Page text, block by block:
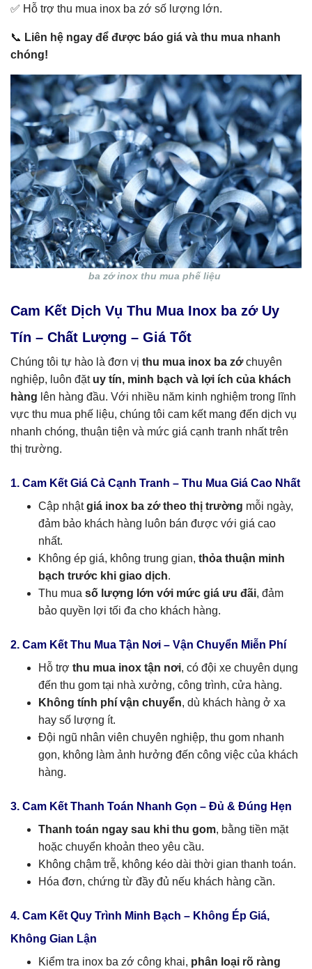
✅ Hỗ trợ thu mua inox ba zớ số lượng lớn.
📞 Liên hệ ngay để được báo giá và thu mua nhanh
chóng!
ba zớ inox thu mua phế liệu
Cam Kết Dịch Vụ Thu Mua Inox ba zớ Uy
Tín – Chất Lượng – Giá Tốt
Chúng tôi tự hào là đơn vị thu mua inox ba zớchuyên
nghiệp, luôn đặt uy tín, minh bạch và lợi ích của khách
hàng lên hàng đầu. Với nhiều năm kinh nghiệm trong lĩnh
vực thu mua phế liệu, chúng tôi cam kết mang đến dịch vụ
nhanh chóng, thuận tiện và mức giá cạnh tranh nhất trên
thị trường.
1. Cam Kết Giá Cả Cạnh Tranh – Thu Mua Giá Cao Nhất
Cập nhậtgiá inox ba zớ theo thị trường mỗi ngày,
đảm bảo khách hàng luôn bán được với giá cao
nhất.
Không ép giá, không trung gian, thỏa thuận minh
bạch trước khi giao dịch.
Thu mua số lượng lớn với mức giá ưu đãi, đảm
bảo quyền lợi tối đa cho khách hàng.
2. Cam Kết Thu Mua Tận Nơi – Vận Chuyển Miễn Phí
Hỗ trợ thu mua inox tận nơi, có đội xe chuyên dụng
đến thu gom tại nhà xưởng, công trình, cửa hàng.
Không tính phí vận chuyển, dù khách hàng ở xa
hay số lượng ít.
Đội ngũ nhân viên chuyên nghiệp, thu gom nhanh
gọn, không làm ảnh hưởng đến công việc của khách
hàng.
3. Cam Kết Thanh Toán Nhanh Gọn – Đủ & Đúng Hẹn
Thanh toán ngay sau khi thu gom, bằng tiền mặt
hoặc chuyển khoản theo yêu cầu.
Không chậm trễ, không kéo dài thời gian thanh toán.
Hóa đơn, chứng từ đầy đủ nếu khách hàng cần.
4. Cam Kết Quy Trình Minh Bạch – Không Ép Giá,
Không Gian Lận
Kiểm tra inox ba zớ công khai, phân loại rõ ràng